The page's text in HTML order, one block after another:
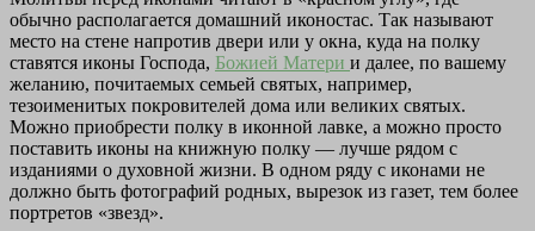
обычно располагается домашний иконостас. Так называют
место на стене напротив двери или у окна, куда на полку
ставятся иконы Господа, Божией Матери и далее, по вашему
желанию, почитаемых семьей святых, например,
тезоименитых покровителей дома или великих святых.
Можно приобрести полку в иконной лавке, а можно просто
поставить иконы на книжную полку — лучше рядом с
изданиями о духовной жизни. В одном ряду с иконами не
должно быть фотографий родных, вырезок из газет, тем более
портретов «звезд».